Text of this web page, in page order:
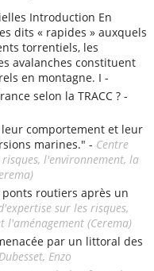
Introduction En
dits « rapides » auxquels
torrentiels, les
avalanches constituent
en montagne. I -
selon la TRACC ? -
comportement et leur
marines." - Centre
l'environnement, la
routiers après un
sur les risques,
(Cerema)
par un littoral des
Dubesset, Enzo